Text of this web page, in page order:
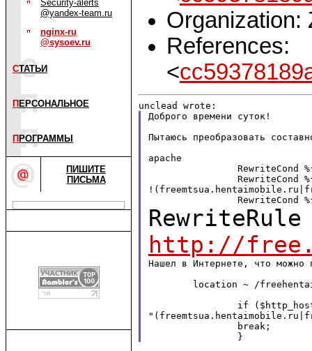
Security-alerts
@yandex-team.ru
nginx-ru
@sysoev.ru
СТАТЬИ
П ЕРСОНАЛЬНОЕ
П РОГРАММЫ
ПИШИТЕ
ПИСЬМА
Organization:
References:
<
Доброго времени суток!
Пытаюсь преобразовать
apache
RewriteCond
http://
Нашел в Интернете, что можно
location ~ /
if
                break;